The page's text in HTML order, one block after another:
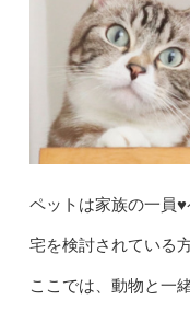
ペットは家族の一員♥
宅を検討されている
ここでは、動物と一